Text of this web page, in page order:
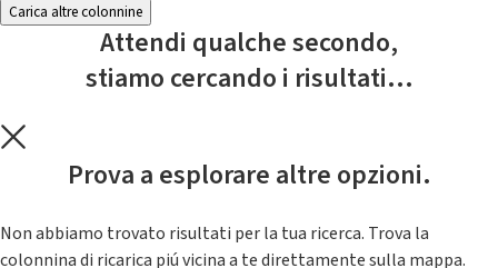
Carica altre colonnine
Attendi qualche secondo,
stiamo cercando i risultati...
Prova a esplorare altre opzioni.
Non abbiamo trovato risultati per la tua ricerca. Trova la
colonnina di ricarica piú vicina a te direttamente sulla mappa.